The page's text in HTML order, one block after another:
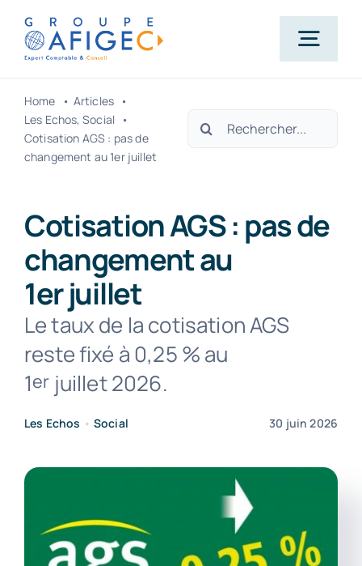
Passer
contenu
Qui-sommes-nous ?
Nos métiers
Carrière
Home
Articles
Les Echos Social
Cotisation AGS : pas de
changement au 1er juillet
Rechercher:
Cotisation AGS : pas de
changement au
1er juillet
Le taux de la cotisation AGS
reste fixé à 0,25 % au
1er juillet 2026.
Les Echos • Social 30 juin 2026